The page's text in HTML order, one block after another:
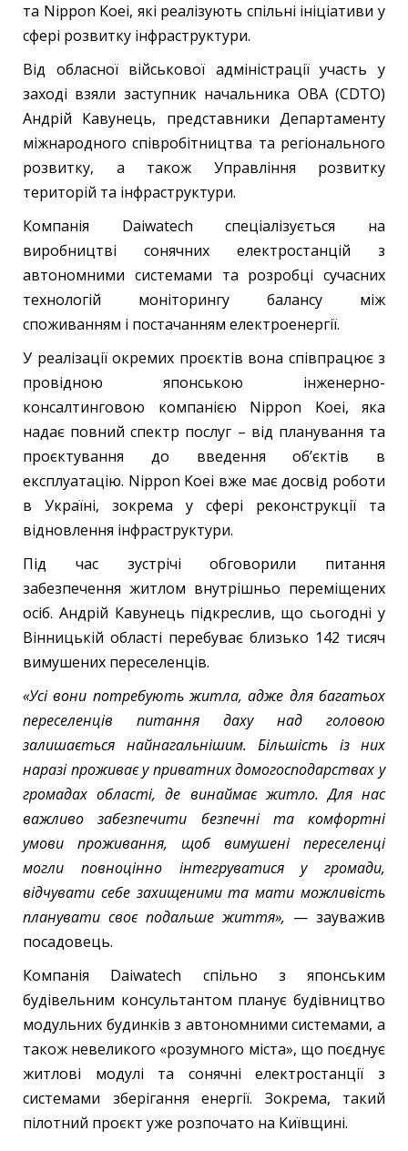
та Nippon Koei, які реалізують спільні ініціативи у
сфері розвитку інфраструктури.
Від обласної військової адміністрації участь у
заході взяли заступник начальника ОВА (CDTO)
Андрій Кавунець, представники Департаменту
міжнародного співробітництва та регіонального
розвитку, а також Управління розвитку
територій та інфраструктури.
Компанія Daiwatech спеціалізується на
виробництві сонячних електростанцій з
автономними системами та розробці сучасних
технологій моніторингу балансу між
споживанням і постачанням електроенергії.
У реалізації окремих проєктів вона співпрацює з
провідною японською інженерно-
консалтинговою компанією Nippon Koei, яка
надає повний спектр послуг – від планування та
проєктування до введення об’єктів в
експлуатацію. Nippon Koei вже має досвід роботи
в Україні, зокрема у сфері реконструкції та
відновлення інфраструктури.
Під час зустрічі обговорили питання
забезпечення житлом внутрішньо переміщених
осіб. Андрій Кавунець підкреслив, що сьогодні у
Вінницькій області перебуває близько 142 тисяч
вимушених переселенців.
«Усі вони потребують житла, адже для багатьох
переселенців питання даху над головою
залишається найнагальнішим. Більшість із них
наразі проживає у приватних домогосподарствах у
громадах області, де винаймає житло. Для нас
важливо забезпечити безпечні та комфортні
умови проживання, щоб вимушені переселенці
могли повноцінно інтегруватися у громади,
відчувати себе захищеними та мати можливість
планувати своє подальше життя», — зауважив
посадовець.
Компанія Daiwatech спільно з японським
будівельним консультантом планує будівництво
модульних будинків з автономними системами, а
також невеликого «розумного міста», що поєднує
житлові модулі та сонячні електростанції з
системами зберігання енергії. Зокрема, такий
пілотний проєкт уже розпочато на Київщині.